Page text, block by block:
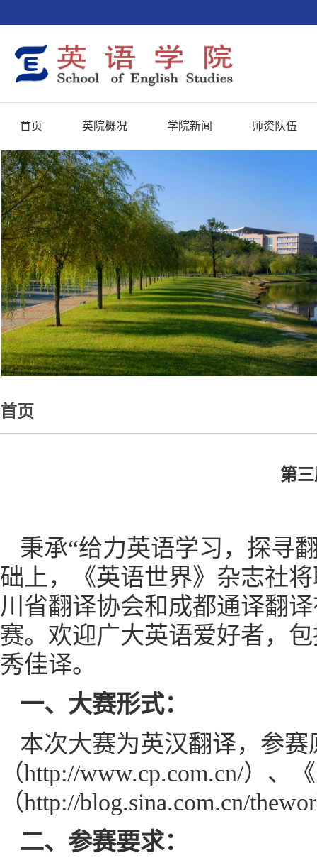
首页 英院概况 学院新闻 师资队伍
首页
第
秉承“给力英语学习，探寻
础上，《英语世界》杂志社
川省翻译协会和成都通译翻
赛。欢迎广大英语爱好者，
秀佳译。
一、大赛形式：
本次大赛为英汉翻译，参
（http://www.cp.com.cn/）
（http://blog.sina.com.cn/
二、参赛要求：